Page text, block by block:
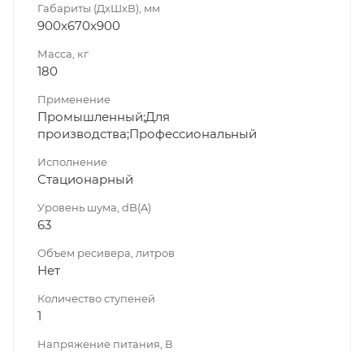
Габариты (ДхШхВ), мм
900x670x900
Масса, кг
180
Применение
Промышленный;Для
производства;Профессиональный
Исполнение
Стационарный
Уровень шума, dB(A)
63
Объем ресивера, литров
Нет
Количество ступеней
1
Напряжение питания, В